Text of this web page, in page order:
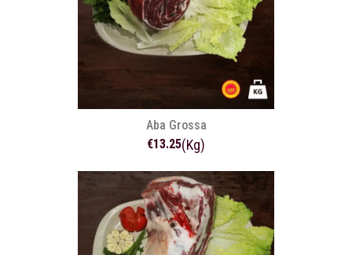
Aba Grossa
€13.25(Kg)